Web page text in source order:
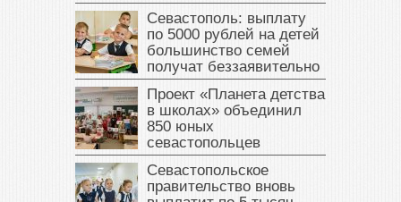
Севастополь: выплату
по 5000 рублей на детей
большинство семей
получат беззаявительно
Проект «Планета детства
в школах» объединил
850 юных
севастопольцев
Севастопольское
правительство вновь